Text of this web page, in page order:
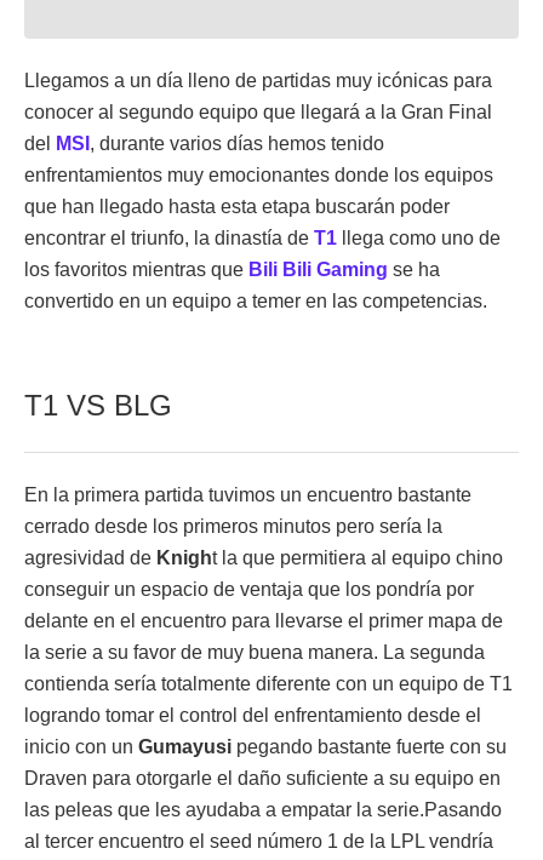
Llegamos a un día lleno de partidas muy icónicas para
conocer al segundo equipo que llegará a la Gran Final
del
MSI , durante varios días hemos tenido
enfrentamientos muy emocionantes donde los equipos
que han llegado hasta esta etapa buscarán poder
encontrar el triunfo, la dinastía de T1 llega como uno de
los favoritos mientras que Bili Bili Gaming se ha
convertido en un equipo a temer en las competencias.
T1 VS BLG
En la primera partida tuvimos un encuentro bastante
cerrado desde los primeros minutos pero sería la
agresividad de Knight la que permitiera al equipo chino
conseguir un espacio de ventaja que los pondría por
delante en el encuentro para llevarse el primer mapa de
la serie a su favor de muy buena manera. La segunda
contienda sería totalmente diferente con un equipo de T1
logrando tomar el control del enfrentamiento desde el
inicio con un Gumayusi pegando bastante fuerte con su
Draven para otorgarle el daño suficiente a su equipo en
las peleas que les ayudaba a empatar la serie.Pasando
al tercer encuentro el seed número 1 de la LPL vendría